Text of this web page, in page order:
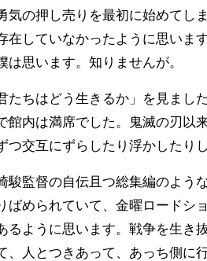
気の押し売りを最初に始めてし
在していなかったように思いま
思います。知りませんが。
たちはどう生きるか」を見まし
館内は満席でした。鬼滅の刃以
つ交互にずらしたり浮かしたり
駿監督の自伝且つ総集編のよう
ばめられていて、金曜ロードシ
るように思います。戦争を生
、人とつきあって、あっち側